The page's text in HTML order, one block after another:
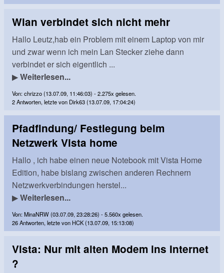
Wlan verbindet sich nicht mehr
Hallo Leutz,hab ein Problem mit einem Laptop von mir
und zwar wenn ich mein Lan Stecker ziehe dann
verbindet er sich eigentlich ...
▶Weiterlesen...
Von: chrizzo (13.07.09, 11:46:03) - 2.275x gelesen.
2 Antworten, letzte von Dirk63 (13.07.09, 17:04:24)
Pfadfindung/ Festlegung beim
Netzwerk Vista home
Hallo , ich habe einen neue Notebook mit Vista Home
Edition, habe bislang zwischen anderen Rechnern
Netzwerkverbindungen herstel...
▶Weiterlesen...
Von: MinaNRW (03.07.09, 23:28:26) - 5.560x gelesen.
26 Antworten, letzte von HCK (13.07.09, 15:13:08)
Vista: Nur mit alten Modem ins Internet
?